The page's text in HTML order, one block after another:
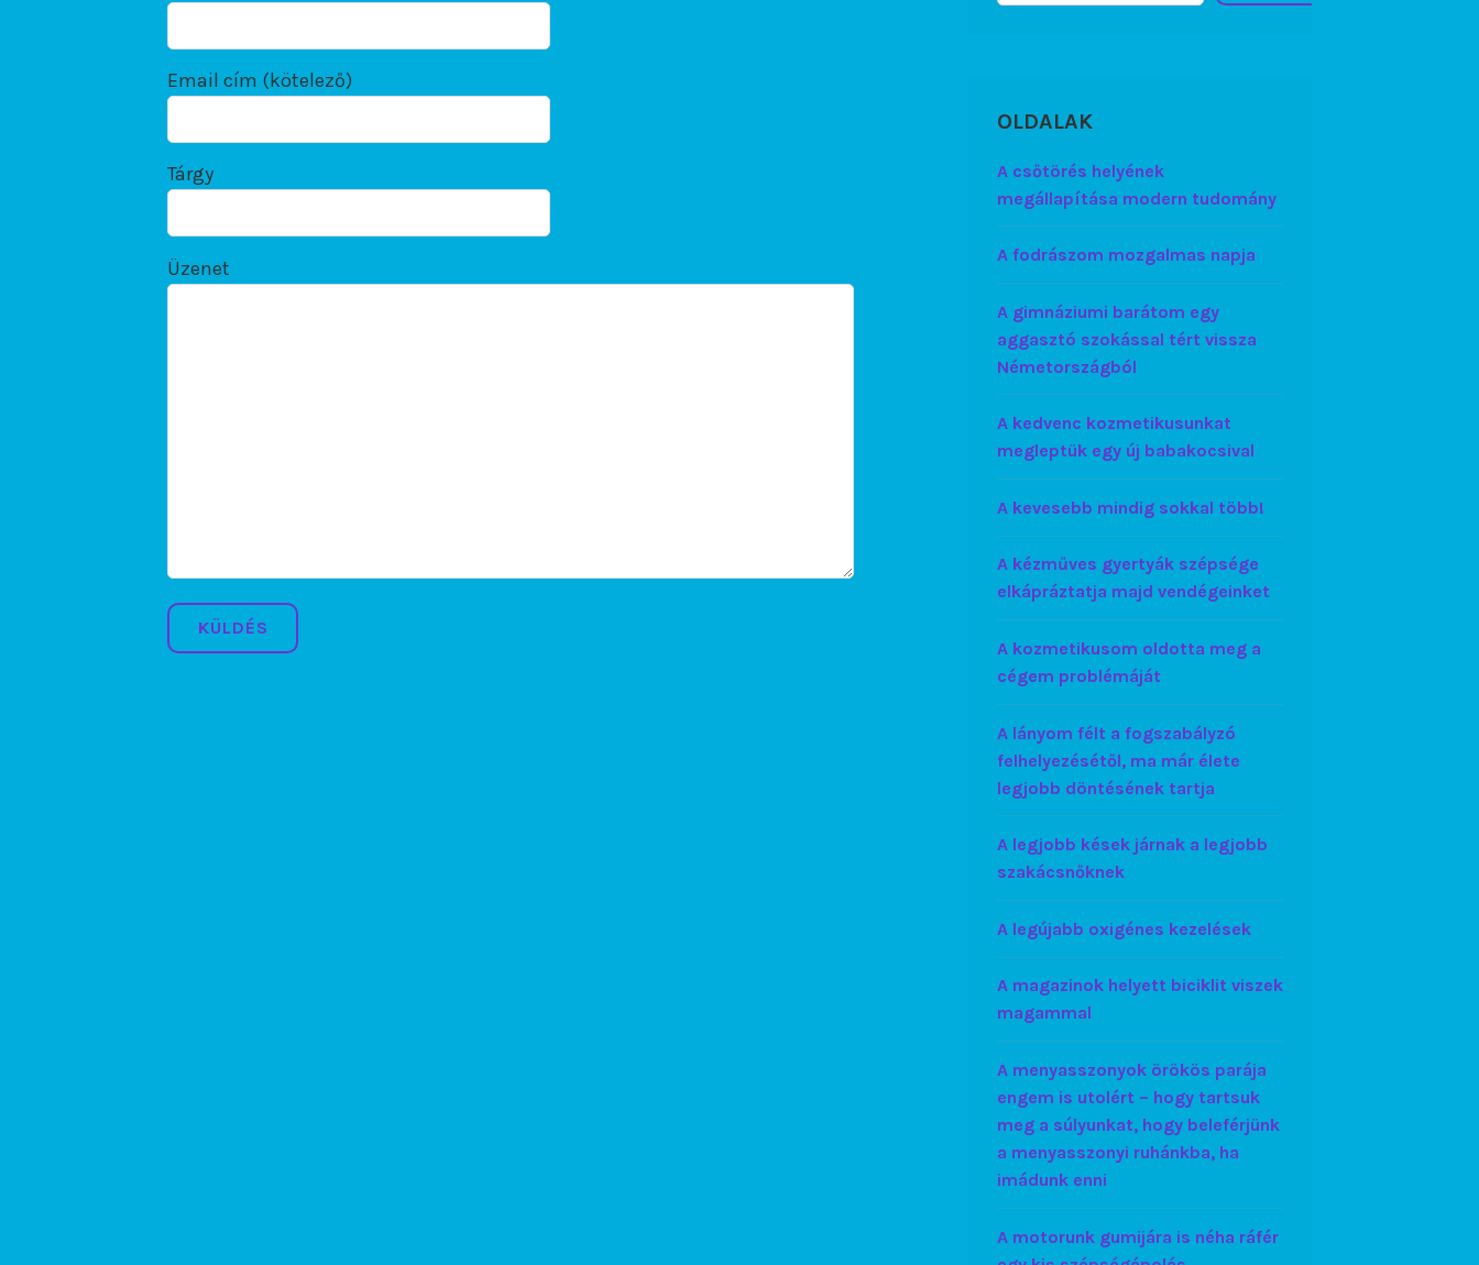
Email cím (kötelező)
Tárgy
Üzenet
OLDALAK
A csőtörés helyének
megállapítása modern tudomány
A fodrászom mozgalmas napja
A gimnáziumi barátom egy
aggasztó szokással tért vissza
Németországból
A kedvenc kozmetikusunkat
megleptük egy új babakocsival
A kevesebb mindig sokkal több!
A kézműves gyertyák szépsége
elkápráztatja majd vendégeinket
A kozmetikusom oldotta meg a
cégem problémáját
A lányom félt a fogszabályzó
felhelyezésétől, ma már élete
legjobb döntésének tartja
A legjobb kések járnak a legjobb
szakácsnőknek
A legújabb oxigénes kezelések
A magazinok helyett biciklit viszek
magammal
A menyasszonyok örökös parája
engem is utolért – hogy tartsuk
meg a súlyunkat, hogy beleférjünk
a menyasszonyi ruhánkba, ha
imádunk enni
A motorunk gumijára is néha ráfér